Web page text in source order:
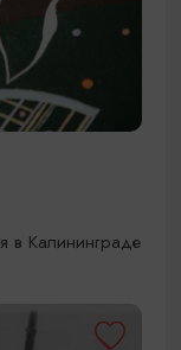
в Калининграде